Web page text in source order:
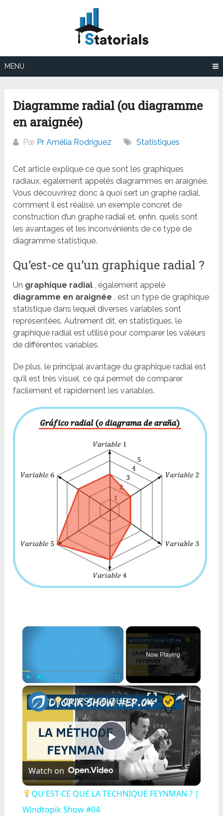
MENU
Diagramme radial (ou diagramme
en araignée)
Par Pr Amélia Rodriguez Statistiques
Cet article explique ce que sont les graphiques
radiaux, également appelés diagrammes en araignée.
Vous découvrirez donc à quoi sert un graphe radial,
comment il est réalisé, un exemple concret de
construction d’un graphe radial et, enfin, quels sont
les avantages et les inconvénients de ce type de
diagramme statistique.
Qu’est-ce qu’un graphique radial ?
Un graphique radial , également appelé
diagramme en araignée , est un type de graphique
statistique dans lequel diverses variables sont
représentées. Autrement dit, en statistiques, le
graphique radial est utilisé pour comparer les valeurs
de différentes variables.
De plus, le principal avantage du graphique radial est
qu’il est très visuel, ce qui permet de comparer
facilement et rapidement les variables.
×
Fullscreen
Now Playing
×
Play
Video
QU'EST-CE QUE LA TECHNIQUE FEYNMAN ? | Windtopik Show #04
Watch on
QU'EST-CE QUE LA TECHNIQUE FEYNMAN ? |
Windtopik Show #04